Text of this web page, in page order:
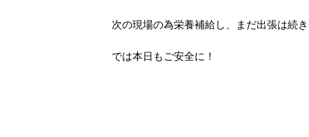
次の現場の為栄養補給し、まだ出張は続
では本日もご安全に！